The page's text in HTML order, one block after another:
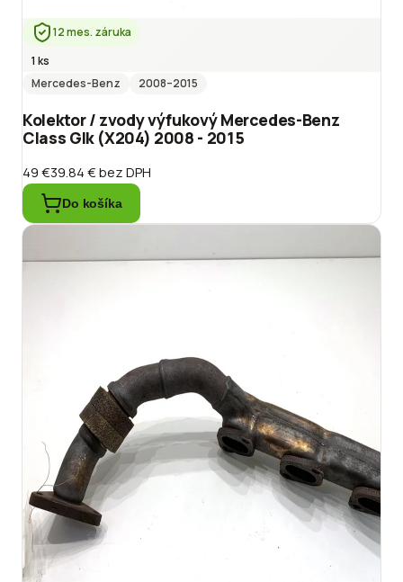
12 mes. záruka
1 ks
Mercedes-Benz
2008–2015
Kolektor / zvody výfukový Mercedes-Benz
Class Glk (X204) 2008 - 2015
49 €39.84 €bez DPH
Do košíka